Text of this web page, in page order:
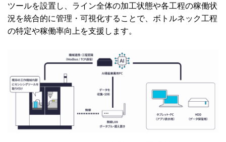
ツールを設置し、ライン全体の加工状態や各工程の稼働状
況を統合的に管理・可視化することで、ボトルネック工程
の特定や稼働率向上を支援します。